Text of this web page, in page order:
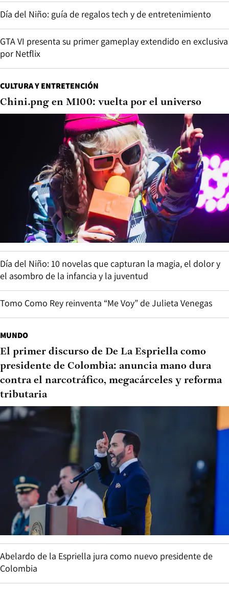
Día del Niño: guía de regalos tech y de entretenimiento
GTA VI presenta su primer gameplay extendido en exclusiva
por Netflix
CULTURA Y ENTRETENCIÓN
Chini.png en M100: vuelta por el universo
Día del Niño: 10 novelas que capturan la magia, el dolor y
el asombro de la infancia y la juventud
Tomo Como Rey reinventa “Me Voy” de Julieta Venegas
MUNDO
El primer discurso de De La Espriella como
presidente de Colombia: anuncia mano dura
contra el narcotráfico, megacárceles y reforma
tributaria
Abelardo de la Espriella jura como nuevo presidente de
Colombia